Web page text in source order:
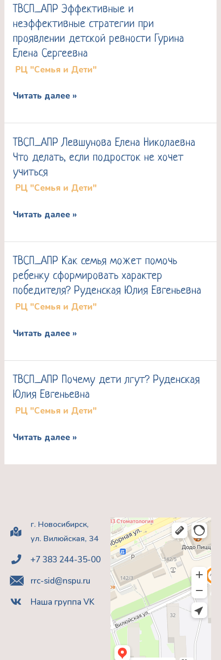
Гурина
Елена
Сергеевна
ТВСП_АПР Эффективные и
неэффективные стратегии при
проявлении детской ревности Гурина
Елена Сергеевна
РЦ "Семья и Дети"
ТВСП_АПР
Эффективные
и
неэффективные
стратегии
проявлении
Гурина
Елена
Сергеевна
Читать далее »
ТВСП_АПР Левшунова Елена Николаевна
Что делать, если подросток не хочет
учиться
РЦ "Семья и Дети"
ТВСП_АПР
Левшунова
Елена
Николаевна
делать,
не
хочет
учиться
Читать далее »
ТВСП_АПР Как семья может помочь
ребенку сформировать характер
победителя? Руденская Юлия Евгеньевна
РЦ "Семья и Дети"
ТВСП_АПР
Как
семья
может
ребенку
победителя?
Руденская
Юлия
Читать далее »
ТВСП_АПР Почему дети лгут? Руденская
Юлия Евгеньевна
РЦ "Семья и Дети"
ТВСП_АПР
Почему
дети
Руденская
Читать далее »
г. Новосибирск,
ул. Вилюйская, 34
+7 383 244-35-00
rrc-sid@nspu.ru
Наша группа VK